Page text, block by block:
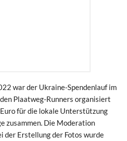
war der Ukraine-Spendenlauf im
Plaatweg-Runners organisiert
für die lokale Unterstützung
zusammen. Die Moderation
der Erstellung der Fotos wurde